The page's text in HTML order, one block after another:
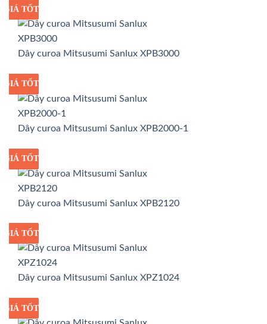
GIÁ SỈ
GIÁ TỐT
Dây curoa Mitsusumi Sanlux XPB3000
GIÁ SỈ
GIÁ TỐT
Dây curoa Mitsusumi Sanlux XPB2000-1
GIÁ SỈ
GIÁ TỐT
Dây curoa Mitsusumi Sanlux XPB2120
GIÁ SỈ
GIÁ TỐT
Dây curoa Mitsusumi Sanlux XPZ1024
GIÁ SỈ
GIÁ TỐT